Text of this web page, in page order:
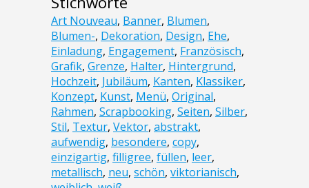
Art Nouveau, Banner, Blumen,
Blumen-, Dekoration, Design, Ehe,
Einladung, Engagement, Französisch,
Grafik, Grenze, Halter, Hintergrund,
Hochzeit, Jubiläum, Kanten, Klassiker,
Konzept, Kunst, Menü, Original,
Rahmen, Scrapbooking, Seiten, Silber,
Stil, Textur, Vektor, abstrakt,
aufwendig, besondere, copy,
einzigartig, filligree, füllen, leer,
metallisch, neu, schön, viktorianisch,